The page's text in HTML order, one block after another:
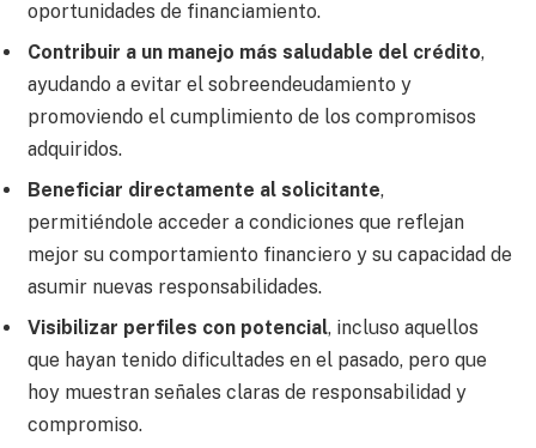
oportunidades de financiamiento.
Contribuir a un manejo más saludable del crédito,
ayudando a evitar el sobreendeudamiento y
promoviendo el cumplimiento de los compromisos
adquiridos.
Beneficiar directamente al solicitante,
permitiéndole acceder a condiciones que reflejan
mejor su comportamiento financiero y su capacidad de
asumir nuevas responsabilidades.
Visibilizar perfiles con potencial, incluso aquellos
que hayan tenido dificultades en el pasado, pero que
hoy muestran señales claras de responsabilidad y
compromiso.